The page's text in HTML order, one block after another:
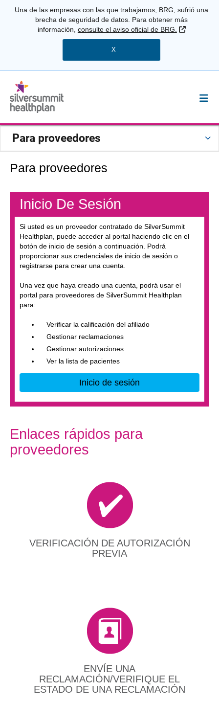
Una de las empresas con las que trabajamos, BRG, sufrió una
brecha de seguridad de datos. Para obtener más
información, consulte el aviso oficial de BRG. Sitio
X
Para proveedores
Para proveedores
Inicio De Sesión
Si usted es un proveedor contratado de SilverSummit
Healthplan, puede acceder al portal haciendo clic en el
botón de inicio de sesión a continuación. Podrá
proporcionar sus credenciales de inicio de sesión o
registrarse para crear una cuenta.
Una vez que haya creado una cuenta, podrá usar el
portal para proveedores de SilverSummit Healthplan
para:
Verificar la calificación del afiliado
Gestionar reclamaciones
Gestionar autorizaciones
Ver la lista de pacientes
Inicio de sesión
Enlaces rápidos para
proveedores
VERIFICACIÓN DE AUTORIZACIÓN
PREVIA
ENVÍE UNA
RECLAMACIÓN/VERIFIQUE EL
ESTADO DE UNA RECLAMACIÓN